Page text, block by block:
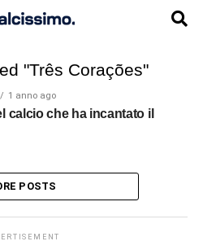
"Três Corações"
1 anno ago
calcio che ha incantato il
POSTS